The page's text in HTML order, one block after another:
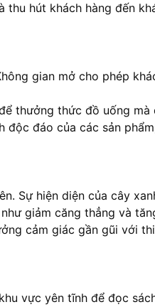
hút khách hàng đến
gian mở cho phép
thưởng thức đồ uống
độc đáo của các sản
Sự hiện diện của cây
giảm căng thẳng và
cảm giác gần gũi với
vực yên tĩnh để đọc